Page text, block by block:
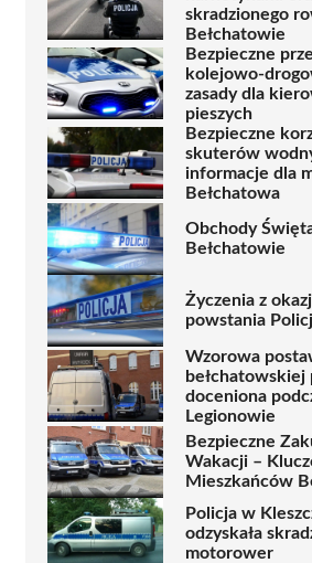
skradzionego
Bełchatowie
Bezpieczne
kolejowo-
zasady dla
pieszych
Bezpieczne
skuterów
informacje dla
Bełchatowa
Obchody
Bełchatowie
Życzenia z
powstania
Wzorowa
doceniona
Legionowie
Bezpieczne
Wakacji –
Mieszkańców
Policja w
odzyskała
motorower